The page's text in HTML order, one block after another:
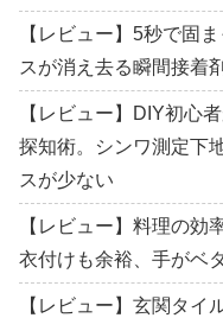
【レビュー】5秒で固
スが消え去る瞬間接着
【レビュー】DIY初心
探知術。シンワ測定下
スが少ない
【レビュー】料理の効
衣付けも余裕、手がベ
【レビュー】玄関タイ